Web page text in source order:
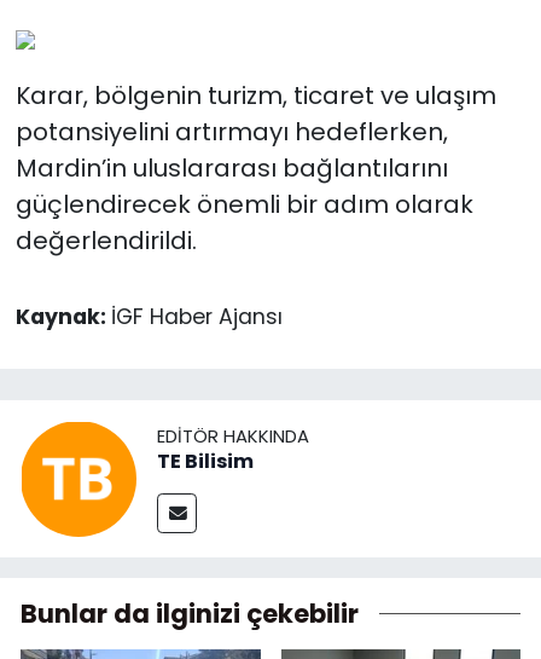
Karar, bölgenin turizm, ticaret ve ulaşım
potansiyelini artırmayı hedeflerken,
Mardin’in uluslararası bağlantılarını
güçlendirecek önemli bir adım olarak
değerlendirildi.
Kaynak: İGF Haber Ajansı
EDITÖR HAKKINDA
TE Bilisim
Bunlar da ilginizi çekebilir